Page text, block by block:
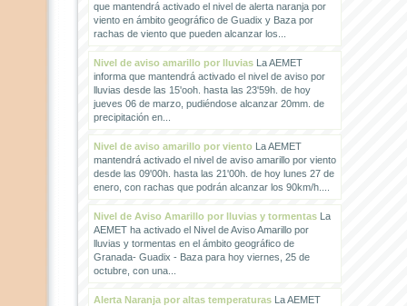
que mantendrá activado el nivel de alerta naranja por
viento en ámbito geográfico de Guadix y Baza por
rachas de viento que pueden alcanzar los...
Nivel de aviso amarillo por lluviasLa AEMET
informa que mantendrá activado el nivel de aviso por
lluvias desde las 15'ooh. hasta las 23'59h. de hoy
jueves 06 de marzo, pudiéndose alcanzar 20mm. de
precipitación en...
Nivel de aviso amarillo por vientoLa AEMET
mantendrá activado el nivel de aviso amarillo por viento
desde las 09'00h. hasta las 21'00h. de hoy lunes 27 de
enero, con rachas que podrán alcanzar los 90km/h....
Nivel de Aviso Amarillo por lluvias y tormentasLa
AEMET ha activado el Nivel de Aviso Amarillo por
lluvias y tormentas en el ámbito geográfico de
Granada- Guadix - Baza para hoy viernes, 25 de
octubre, con una...
Alerta Naranja por altas temperaturasLa AEMET